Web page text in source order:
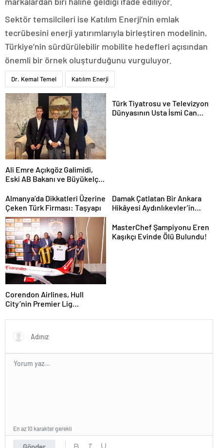
Sektör temsilcileri ise Katılım Enerji’nin emlak
tecrübesini enerji yatırımlarıyla birleştiren modelinin,
Türkiye’nin sürdürülebilir mobilite hedefleri açısından
önemli bir örnek oluşturduğunu vurguluyor.
Dr. Kemal Temel Katılım Enerji
Ali Emre Açıkgöz Galimidi,
Eski AB Bakanı ve Büyükelçi
Geldi
Türk Tiyatrosu ve Televizyon
Dünyasının Usta İsmi Can
Almanya’da Dikkatleri Üzerine
Çeken Türk Firması: Taşyapı
Damak Çatlatan Bir Ankara
Hikâyesi Aydınlıkevler’in
Corendon Airlines, Hull
City’nin Premier Lig
sürdürüyor
MasterChef Şampiyonu Eren
Kaşıkçı Evinde Ölü Bulundu!
En az 10 karakter gerekli